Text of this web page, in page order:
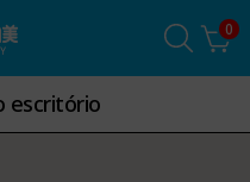
0
escritório